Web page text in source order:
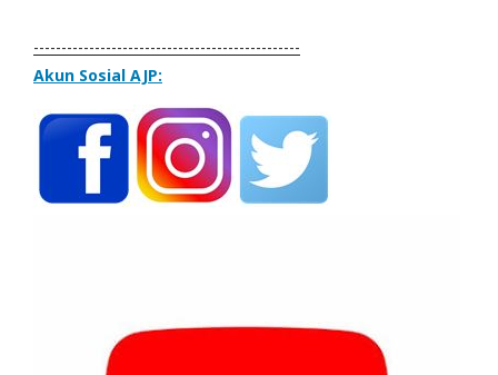
------------------------------------------------
Akun Sosial AJP: